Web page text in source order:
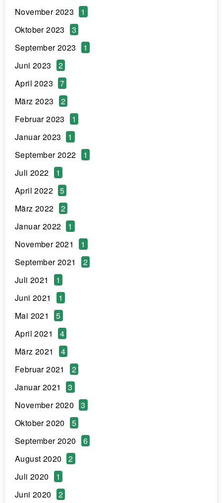
November 2023
1
Oktober 2023
3
September 2023
1
Juni 2023
2
April 2023
7
März 2023
2
Februar 2023
1
Januar 2023
1
September 2022
1
Juli 2022
1
April 2022
5
März 2022
2
Januar 2022
1
November 2021
1
September 2021
2
Juli 2021
1
Juni 2021
1
Mai 2021
5
April 2021
4
März 2021
4
Februar 2021
2
Januar 2021
3
November 2020
3
Oktober 2020
5
September 2020
6
August 2020
2
Juli 2020
1
Juni 2020
2